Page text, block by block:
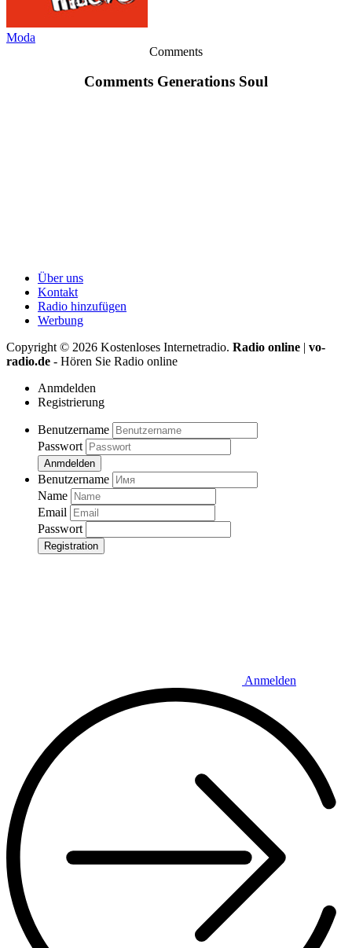
Moda
Comments
Comments Generations Soul
Über uns
Kontakt
Radio hinzufügen
Werbung
Copyright © 2026 Kostenloses Internetradio. Radio online | vo-
radio.de - Hören Sie Radio online
Anmdelden
Registrierung
Benutzername
Passwort
Anmdelden
Benutzername
Name
Email
Passwort
Registration
Anmelden